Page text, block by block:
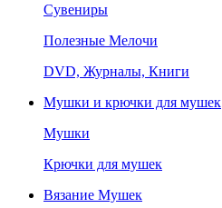
Сувениры
Полезные Мелочи
DVD, Журналы, Книги
Мушки и крючки для мушек
Мушки
Крючки для мушек
Вязание Мушек